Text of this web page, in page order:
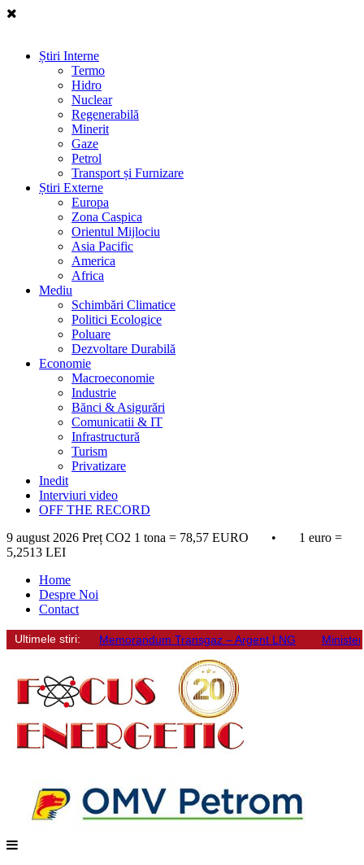
Știri Interne
Termo
Hidro
Nuclear
Regenerabilă
Minerit
Gaze
Petrol
Transport și Furnizare
Știri Externe
Europa
Zona Caspica
Orientul Mijlociu
Asia Pacific
America
Africa
Mediu
Schimbări Climatice
Politici Ecologice
Poluare
Dezvoltare Durabilă
Economie
Macroeconomie
Industrie
Bănci & Asigurări
Comunicatii & IT
Infrastructură
Turism
Privatizare
Inedit
Interviuri video
OFF THE RECORD
9 august 2026 Preț CO2 1 tona = 78,57 EURO • 1 euro =
5,2513 LEI
Home
Despre Noi
Contact
Ultimele stiri: Memorandum Transgaz – Argent LNG